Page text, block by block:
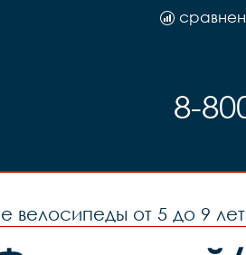
8-
велосипеды от 5 до 9